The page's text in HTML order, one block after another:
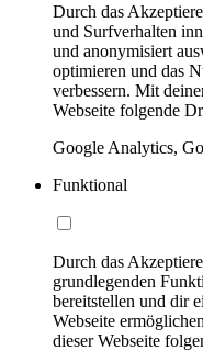
Durch das
und Surfverhalten
und anonymisiert
optimieren und das
verbessern. Mit
Webseite folgende
Google Analytics,
Funktional
Durch das
grundlegenden
bereitstellen und dir
Webseite
dieser Webseite